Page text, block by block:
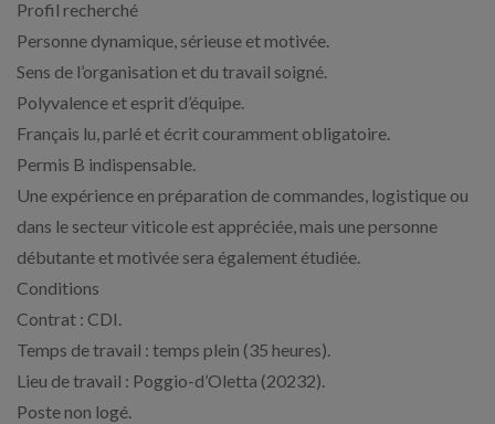
Profil recherché
Personne dynamique, sérieuse et motivée.
Sens de l’organisation et du travail soigné.
Polyvalence et esprit d’équipe.
Français lu, parlé et écrit couramment obligatoire.
Permis B indispensable.
Une expérience en préparation de commandes, logistique ou
dans le secteur viticole est appréciée, mais une personne
débutante et motivée sera également étudiée.
Conditions
Contrat : CDI.
Temps de travail : temps plein (35 heures).
Lieu de travail : Poggio-d’Oletta (20232).
Poste non logé.